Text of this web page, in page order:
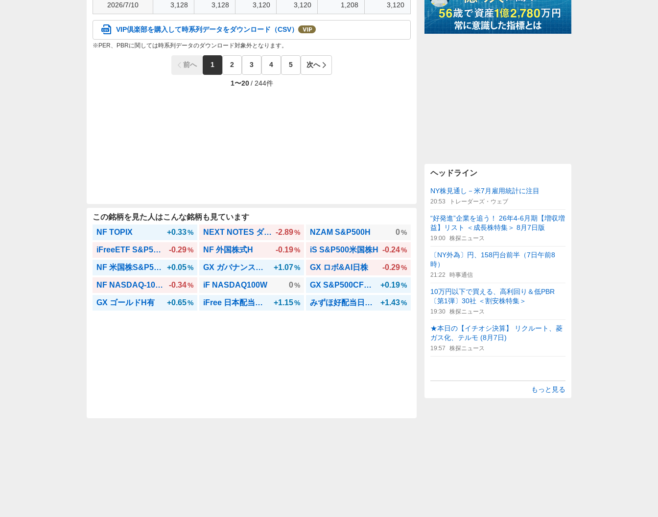
2026/7/10 3,128 3,128 3,120 3,120 1,208 3,120
VIP倶楽部を購入して時系列データをダウンロード（CSV）
PER、PBRに関しては時系列データのダウンロード対象外となります。
前へ 1 2 3 4 5 次へ
1〜20 / 244件
この銘柄を見た人はこんな銘柄も見ています
NF TOPIX
+0.33% NEXT NOTES ダウブル -2.89% NZAM S&P500H 0%
iFreeETF S&P500H -0.29% NF 外国株式H -0.19% iS S&P500米国株H -0.24%
NF 米国株S&P500NH +0.05% GX ガバナンス日株 +1.07% GX ロボ&AI日株 -0.29%
NF NASDAQ-100(H有) -0.34% iF NASDAQ100W 0% GX S&P500CFトップ100 +0.19%
GX ゴールドH有 +0.65% iFree 日本配当ローテ +1.15% みずほ好配当日本株オープン(ノーロード) +1.43%
ヘッドライン
NY株見通し－米7月雇用統計に注目
20:53 トレーダーズ・ウェブ
“好発進”企業を追う！ 26年4-6月期【増収増
益】リスト ＜成長株特集＞ 8月7日版
19:00 株探ニュース
〔NY外為〕円、158円台前半（7日午前8
時）
21:22 時事通信
10万円以下で買える、高利回り＆低PBR
〔第1弾〕30社 ＜割安株特集＞
19:30 株探ニュース
★本日の【イチオシ決算】 リクルート、菱
ガス化、テルモ (8月7日)
19:57 株探ニュース
もっと見る